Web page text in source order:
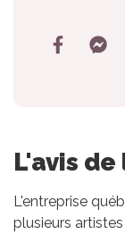
L'avis
L'entreprise
plusieurs